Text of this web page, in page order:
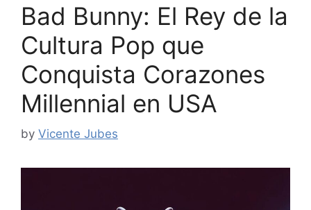
Bad Bunny: El Rey de la
Cultura Pop que
Conquista Corazones
Millennial en USA
by Vicente Jubes